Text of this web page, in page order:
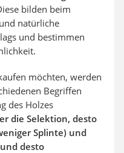
bilden beim
natürliche
und bestimmen
möchten, werden
Begriffen
des Holzes
die Selektion, desto
Splinte) und
desto